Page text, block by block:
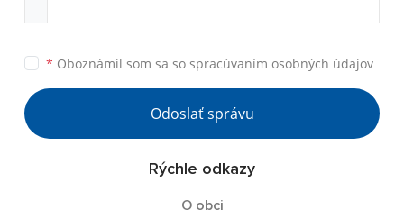
* Oboznámil som sa so spracúvaním osobných údajov
Odoslať správu
Rýchle odkazy
O obci